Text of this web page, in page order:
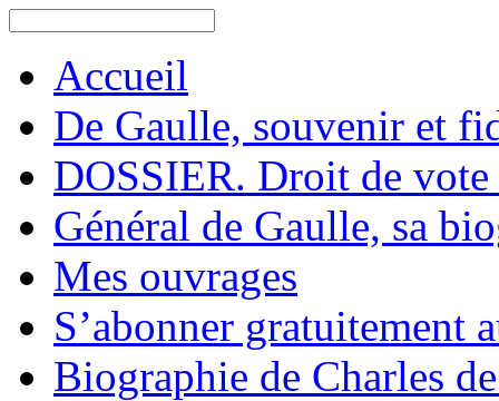
Accueil
De Gaulle, souvenir et
DOSSIER. Droit de vote
Général de Gaulle, sa
Mes ouvrages
S’abonner gratuitement
Biographie de Charles